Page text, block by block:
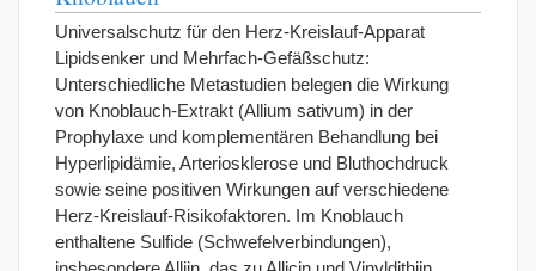
Universalschutz für den Herz-Kreislauf-Apparat
Lipidsenker und Mehrfach-Gefäßschutz:
Unterschiedliche Metastudien belegen die Wirkung
von Knoblauch-Extrakt (Allium sativum) in der
Prophylaxe und komplementären Behandlung bei
Hyperlipidämie, Arteriosklerose und Bluthochdruck
sowie seine positiven Wirkungen auf verschiedene
Herz-Kreislauf-Risikofaktoren. Im Knoblauch
enthaltene Sulfide (Schwefelverbindungen),